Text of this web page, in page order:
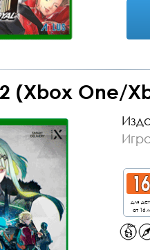
(Xbox One/
для
от 16